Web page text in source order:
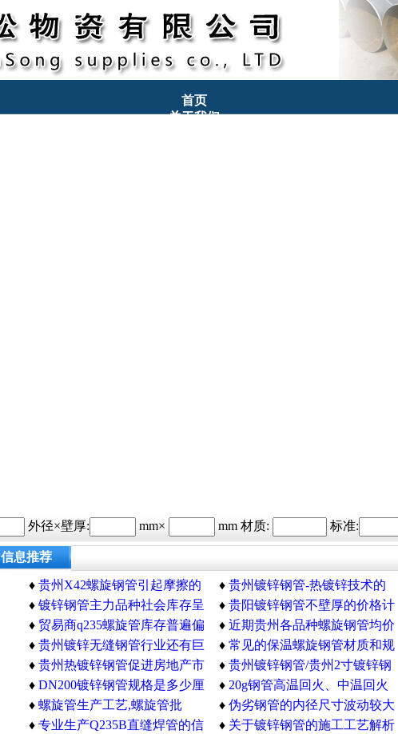
首页
关于我们
外径×壁厚: mm× mm 材质: 标准:
信息推荐
♦ 贵州X42螺旋钢管引起摩擦的
阻力分析
♦ 贵州镀锌钢管-热镀锌技术的
广泛应用
♦ 镀锌钢管主力品种社会库存呈
现下降趋势
♦ 贵阳镀锌钢管不壁厚的价格计
算公式
♦ 贸易商q235螺旋管库存普遍偏
少均不愿主动降价促销
♦ 近期贵州各品种螺旋钢管均价
环比均下跌
♦ 贵州镀锌无缝钢管行业还有巨
大的发展空间和市场
♦ 常见的保温螺旋钢管材质和规
格简单介绍
♦ 贵州热镀锌钢管促进房地产市
场平稳健康发展
♦ 贵州镀锌钢管/贵州2寸镀锌钢
管销售处/贵州镀锌钢管行情
♦ DN200镀锌钢管规格是多少厘
米
♦ 20g钢管高温回火、中温回火
和低温回火简单介绍
♦ 螺旋管生产工艺,螺旋管批
发，螺旋管厂家
♦ 伪劣钢管的内径尺寸波动较大
是什么原因
♦ 专业生产Q235B直缝焊管的信
♦ 关于镀锌钢管的施工工艺解析